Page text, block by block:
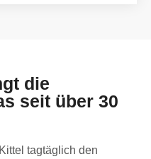
die
seit über 30
tagtäglich den